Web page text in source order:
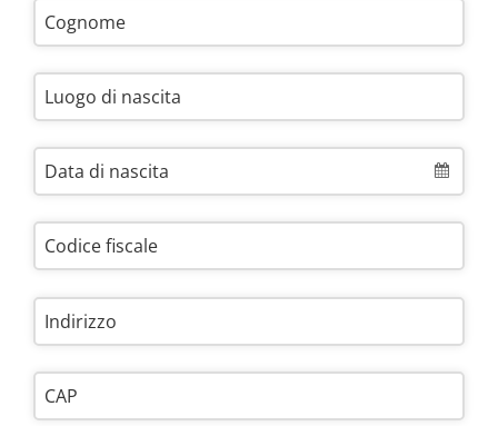
Cognome
Luogo di nascita
Data di nascita
Codice fiscale
Indirizzo
CAP